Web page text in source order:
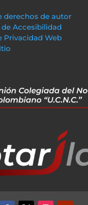
derechos de autor
de Accesibilidad
Privacidad Web